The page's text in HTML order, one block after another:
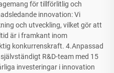
för tillförlitlig och
innovation: Vi
och utveckling, vilket gör att
är i framkant inom
konkurrenskraft. 4.Anpassad
R&D-team med 15
investeringar i innovation